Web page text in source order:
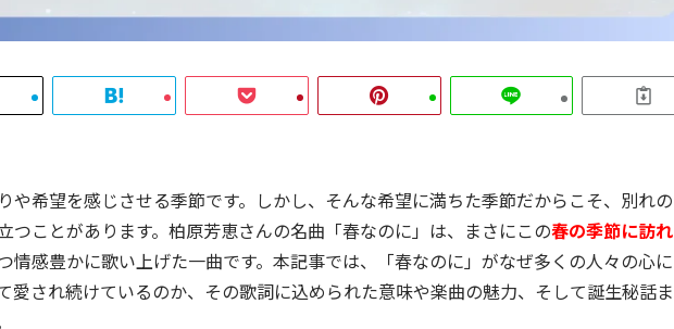
や希望を感じさせる季節です。しかし、そんな希望に満ちた季節だからこそ、別れの
つことがあります。柏原芳恵さんの名曲「春なのに」は、まさにこの春の季節に訪れ
情感豊かに歌い上げた一曲です。本記事では、「春なのに」がなぜ多くの人々の心に
愛され続けているのか、その歌詞に込められた意味や楽曲の魅力、そして誕生秘話ま